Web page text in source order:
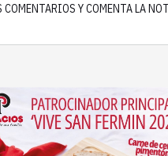
COMENTARIOS Y COMENTA LA